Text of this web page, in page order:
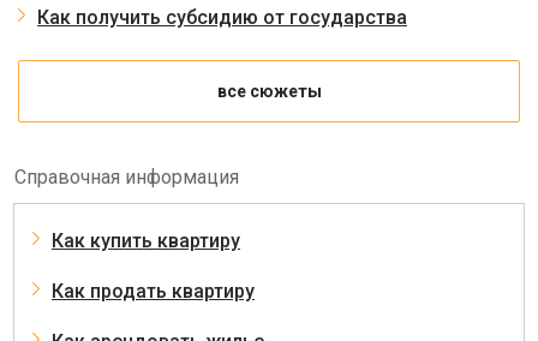
Как получить субсидию от государства
все сюжеты
Справочная информация
Как купить квартиру
Как продать квартиру